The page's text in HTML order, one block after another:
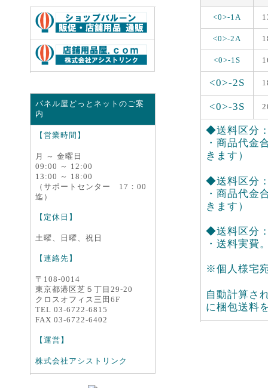
パネル屋どっとネットのご案
内
【営業時間】
月 ～ 金曜日
09:00 ～ 12:00
13:00 ～ 18:00
（サポートセンター 17：00
迄）
【定休日】
土曜、日曜、祝日
【連絡先】
〒108-0014
東京都港区芝５丁目29-20
クロスオフィス三田6F
TEL 03-6722-6815
FAX 03-6722-6402
【運営】
株式会社アシストリンク
<0>-1A
<0>-2A
<0>-1S
<0>-2S
<0>-3S
◆送料区分
・商品代金
きます）
◆送料区分
・商品代金
きます）
◆送料区分
・送料実費
※個人様宅
自動計算さ
に梱包送料